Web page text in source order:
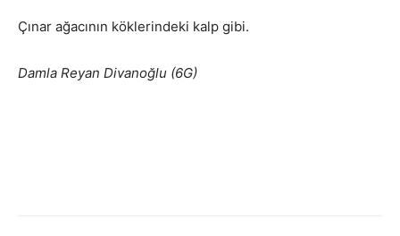
Çınar ağacının köklerindeki kalp gibi.
Damla Reyan Divanoğlu (6G)